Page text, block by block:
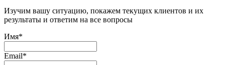
Изучим вашу ситуацию, покажем текущих клиентов и их
результаты и ответим на все вопросы
Имя*
Email*